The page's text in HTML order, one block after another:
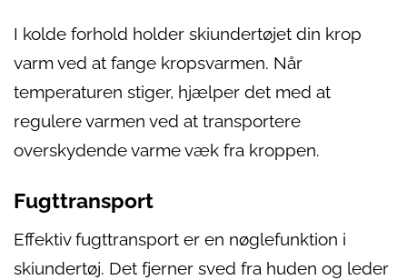
I kolde forhold holder skiundertøjet din krop
varm ved at fange kropsvarmen. Når
temperaturen stiger, hjælper det med at
regulere varmen ved at transportere
overskydende varme væk fra kroppen.
Fugttransport
Effektiv fugttransport er en nøglefunktion i
skiundertøj. Det fjerner sved fra huden og leder